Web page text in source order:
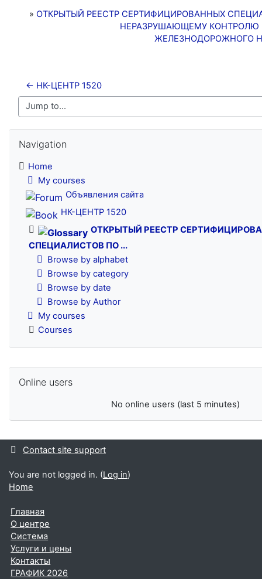
» ОТКРЫТЫЙ РЕЕСТР СЕРТИФИЦИРОВАННЫХ
НЕРАЗРУШАЮЩЕМУ КОНТРОЛЮ
ЖЕЛЕЗНОДОРОЖНОГО
← НК-ЦЕНТР 1520
Jump to...
Navigation
Home
My courses
Объявления сайта
НК-ЦЕНТР 1520
ОТКРЫТЫЙ РЕЕСТР
СПЕЦИАЛИСТОВ ПО ...
Browse by alphabet
Browse by category
Browse by date
Browse by Author
My courses
Courses
Online users
No online users (last 5 minutes)
Contact site support
You are not logged in. (Log in)
Home
Главная
О центре
Система
Услуги и цены
Контакты
ГРАФИК 2026